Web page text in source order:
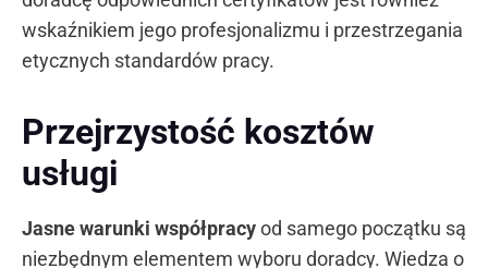
wskaźnikiem jego profesjonalizmu i przestrzegania
etycznych standardów pracy.
Przejrzystość kosztów
usługi
Jasne warunki współpracyod samego początku są
niezbędnym elementem wyboru doradcy. Wiedza o